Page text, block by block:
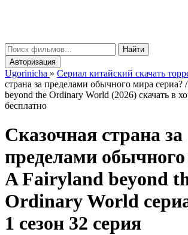
Найти
Авторизация
Ugorinicha » Сериал китайский скачать
страна за пределами обычного мира сериа?
beyond the Ordinary World (2026) скачать в
бесплатно
Сказочная страна за
пределами
A Fairyland beyond
Ordinary World
1 сезон 32 серия